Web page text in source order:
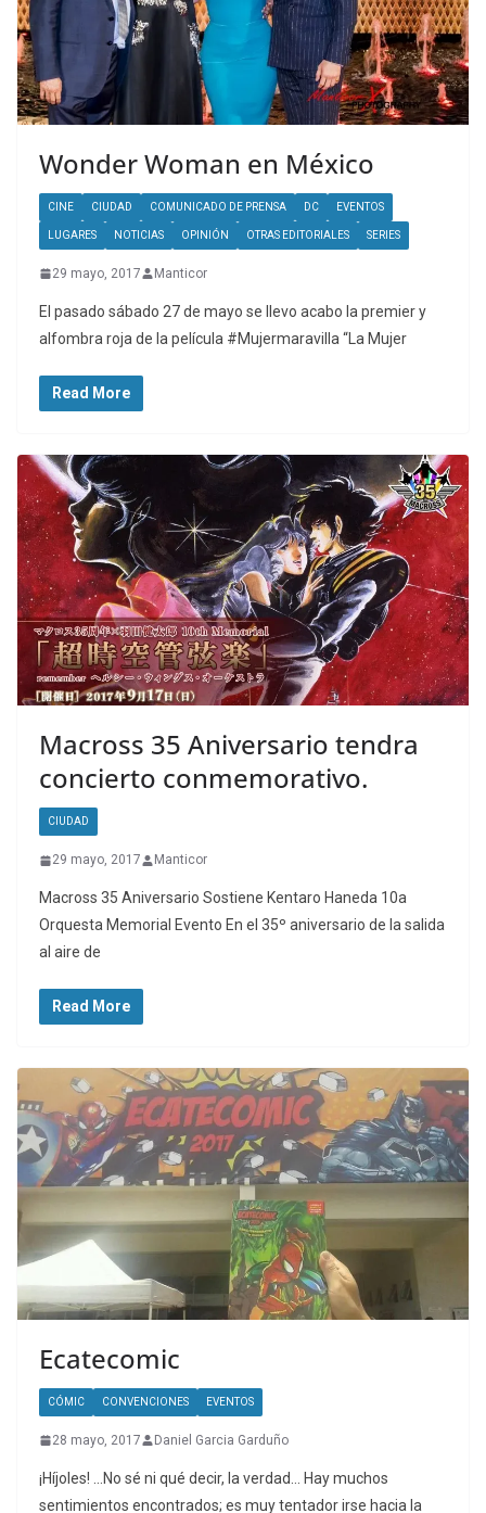
Wonder Woman en México
CINE CIUDAD COMUNICADO DE PRENSA DC EVENTOS
LUGARES NOTICIAS OPINIÓN OTRAS EDITORIALES SERIES
29 mayo, 2017 Manticor
El pasado sábado 27 de mayo se llevo acabo la premier y
alfombra roja de la película #Mujermaravilla “La Mujer
Read More
​Macross 35 Aniversario tendra
concierto conmemorativo.
CIUDAD
29 mayo, 2017 Manticor
Macross 35 Aniversario Sostiene Kentaro Haneda 10a
Orquesta Memorial Evento En el 35º aniversario de la salida
al aire de
Read More
Ecatecomic
CÓMIC CONVENCIONES EVENTOS
28 mayo, 2017 Daniel Garcia Garduño
¡Híjoles! …No sé ni qué decir, la verdad… Hay muchos
sentimientos encontrados; es muy tentador irse hacia la